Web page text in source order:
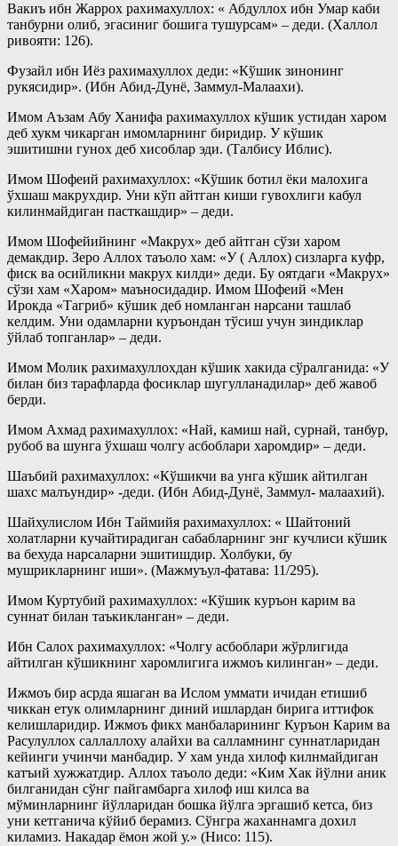
Вакиъ ибн Жаррох рахимахуллох: « Абдуллох ибн Умар каби
танбурни олиб, эгасиниг бошига тушурсам» – деди. (Халлол
ривояти: 126).
Фузайл ибн Иёз рахимахуллох деди: «Кўшик зинонинг
рукясидир». (Ибн Абид-Дунё, Заммул-Малаахи).
Имом Аъзам Абу Ханифа рахимахуллох кўшик устидан харом
деб хукм чикарган имомларнинг биридир. У кўшик
эшитишни гунох деб хисоблар эди. (Талбису Иблис).
Имом Шофеий рахимахуллох: «Кўшик ботил ёки малохига
ўхшаш макрухдир. Уни кўп айтган киши гувохлиги кабул
килинмайдиган пасткашдир» – деди.
Имом Шофейийнинг «Макрух» деб айтган сўзи харом
демакдир. Зеро Аллох таъоло хам: «У ( Аллох) сизларга куфр,
фиск ва осийликни макрух килди» деди. Бу оятдаги «Макрух»
сўзи хам «Харом» маъносидадир. Имом Шофеий «Мен
Ирокда «Тагриб» кўшик деб номланган нарсани ташлаб
келдим. Уни одамларни куръондан тўсиш учун зиндиклар
ўйлаб топганлар» – деди.
Имом Молик рахимахуллохдан кўшик хакида сўралганида: «У
билан биз тарафларда фосиклар шугулланадилар» деб жавоб
берди.
Имом Ахмад рахимахуллох: «Най, камиш най, сурнай, танбур,
рубоб ва шунга ўхшаш чолгу асбоблари харомдир» – деди.
Шаъбий рахимахуллох: «Кўшикчи ва унга кўшик айтилган
шахс малъундир» -деди. (Ибн Абид-Дунё, Заммул- малаахий).
Шайхулислом Ибн Таймийя рахимахуллох: « Шайтоний
холатларни кучайтирадиган сабабларнинг энг кучлиси кўшик
ва бехуда нарсаларни эшитишдир. Холбуки, бу
мушрикларнинг иши». (Мажмуъул-фатава: 11/295).
Имом Куртубий рахимахуллох: «Кўшик куръон карим ва
суннат билан таъкикланган» – деди.
Ибн Салох рахимахуллох: «Чолгу асбоблари жўрлигида
айтилган кўшикнинг харомлигига ижмоъ килинган» – деди.
Ижмоъ бир асрда яшаган ва Ислом уммати ичидан етишиб
чиккан етук олимларнинг диний ишлардан бирига иттифок
келишларидир. Ижмоъ фикх манбаларининг Куръон Карим ва
Расулуллох саллаллоху алайхи ва салламнинг суннатларидан
кейинги учинчи манбадир. У хам унда хилоф килнмайдиган
катъий хужжатдир. Аллох таъоло деди: «Ким Хак йўлни аник
билганидан сўнг пайгамбарга хилоф иш килса ва
мўминларнинг йўлларидан бошка йўлга эргашиб кетса, биз
уни кетганича кўйиб берамиз. Сўнгра жаханнамга дохил
киламиз. Накадар ёмон жой у.» (Нисо: 115).